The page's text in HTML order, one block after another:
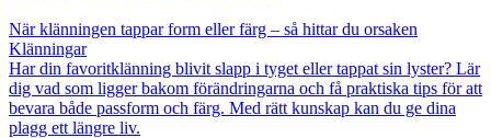
När klänningen tappar form eller färg – så hittar du orsaken
Klänningar
Har din favoritklänning blivit slapp i tyget eller tappat sin lyster? Lär
dig vad som ligger bakom förändringarna och få praktiska tips för att
bevara både passform och färg. Med rätt kunskap kan du ge dina
plagg ett längre liv.